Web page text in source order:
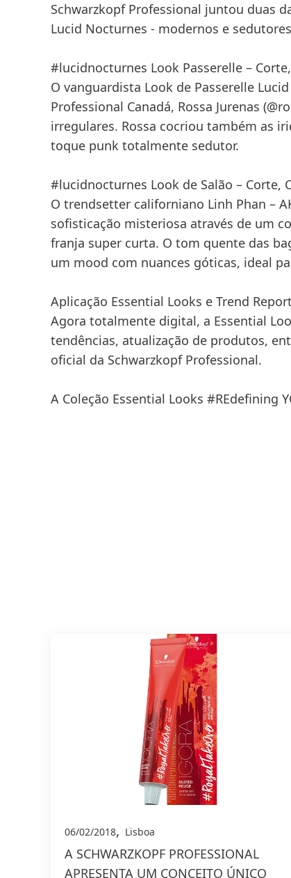
Schwarzkopf Professional juntou duas
Lucid Nocturnes - modernos e
#lucidnocturnes Look Passerelle –
O vanguardista Look de Passerelle
Professional Canadá, Rossa Jurenas
irregulares. Rossa cocriou também as
toque punk totalmente sedutor.
#lucidnocturnes Look de Salão – Corte,
O trendsetter californiano Linh Phan –
sofisticação misteriosa através de um
franja super curta. O tom quente das
um mood com nuances góticas, ideal
Aplicação Essential Looks e Trend Report
Agora totalmente digital, a Essential
tendências, atualização de produtos,
oficial da Schwarzkopf Professional.
A Coleção Essential Looks #REdefining
06/02/2018, Lisboa
A SCHWARZKOPF PROFESSIONAL
APRESENTA UM CONCEITO ÚNICO